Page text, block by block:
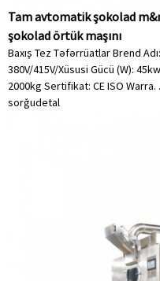
Tam avtomatik şokolad
şokolad örtük maşını
Baxış Tez Təfərrüatlar Brend
380V/415V/Xüsusi Gücü (W):
2000kg Sertifikat: CE ISO Warra.
sorğudetal